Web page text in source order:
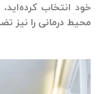
خود انتخاب
محیط درمانی را نیز